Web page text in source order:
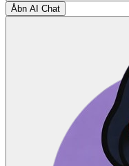
Åbn AI Chat